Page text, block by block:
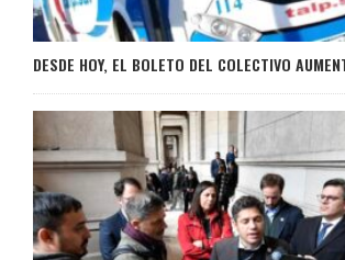
DESDE HOY, EL BOLETO DEL COLECTIVO